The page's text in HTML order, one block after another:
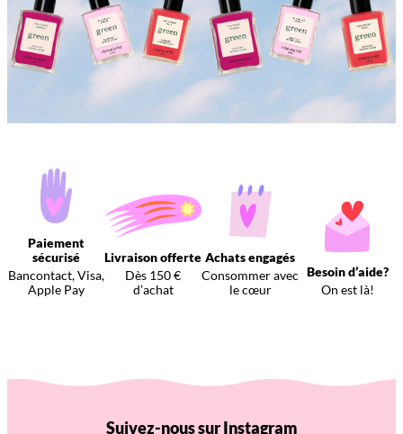
Paiement
sécurisé
Bancontact, Visa,
Apple Pay
Livraison offerte
Dès 150 €
d’achat
Achats engagés
Consommer avec
le cœur
Besoin d’aide?
On est là!
Suivez-nous sur Instagram